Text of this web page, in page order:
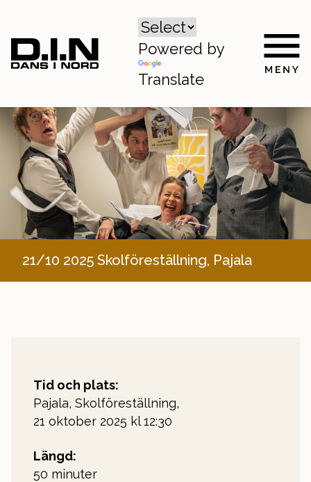
Powered by
Translate
21/10 2025 Skolföreställning, Pajala
Tid och plats:
Pajala, Skolföreställning,
21 oktober 2025 kl 12:30
Längd:
50 minuter